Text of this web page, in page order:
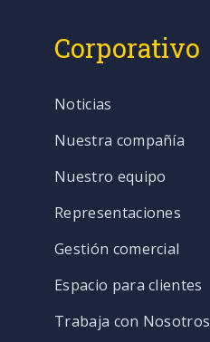
Corporativo
Noticias
Nuestra compañía
Nuestro equipo
Representaciones
Gestión comercial
Espacio para clientes
Trabaja con Nosotros